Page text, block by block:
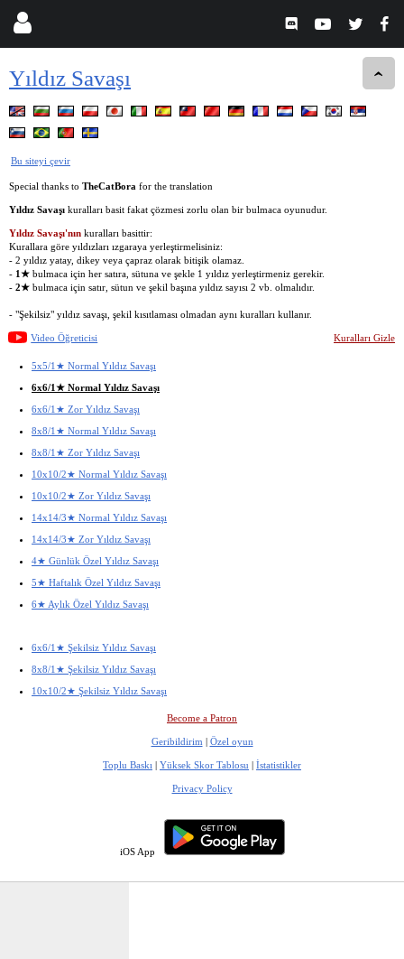
Yıldız Savaşı
Bu siteyi çevir
Special thanks to TheCatBora for the translation
Yıldız Savaşı kuralları basit fakat çözmesi zorlu olan bir bulmaca oyunudur.
Yıldız Savaşı'nın kuralları basittir:
Kurallara göre yıldızları ızgaraya yerleştirmelisiniz:
- 2 yıldız yatay, dikey veya çapraz olarak bitişik olamaz.
- 1★ bulmaca için her satıra, sütuna ve şekle 1 yıldız yerleştirmeniz gerekir.
- 2★ bulmaca için satır, sütun ve şekil başına yıldız sayısı 2 vb. olmalıdır.
- "Şekilsiz" yıldız savaşı, şekil kısıtlaması olmadan aynı kuralları kullanır.
Video Öğreticisi Kuralları Gizle
5x5/1★ Normal Yıldız Savaşı
6x6/1★ Normal Yıldız Savaşı
6x6/1★ Zor Yıldız Savaşı
8x8/1★ Normal Yıldız Savaşı
8x8/1★ Zor Yıldız Savaşı
10x10/2★ Normal Yıldız Savaşı
10x10/2★ Zor Yıldız Savaşı
14x14/3★ Normal Yıldız Savaşı
14x14/3★ Zor Yıldız Savaşı
4★ Günlük Özel Yıldız Savaşı
5★ Haftalık Özel Yıldız Savaşı
6★ Aylık Özel Yıldız Savaşı
6x6/1★ Şekilsiz Yıldız Savaşı
8x8/1★ Şekilsiz Yıldız Savaşı
10x10/2★ Şekilsiz Yıldız Savaşı
Become a Patron
Geribildirim | Özel oyun
Toplu Baskı | Yüksek Skor Tablosu | İstatistikler
Privacy Policy
iOS App